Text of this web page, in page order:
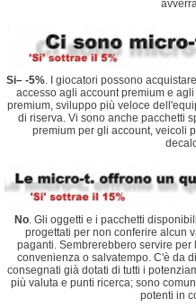
Si– -5%. I giocatori possono
accesso agli account premium e
premium, sviluppo più veloce
di riserva. Vi sono anche pacchetti
premium per gli account, veicoli
No. Gli oggetti e i pacchetti
progettati per non conferire alcun
paganti. Sembrerebbero servire
convenienza o salvatempo. C'è da
consegnati già dotati di tutti i
più valuta e punti ricerca; sono
potenti in